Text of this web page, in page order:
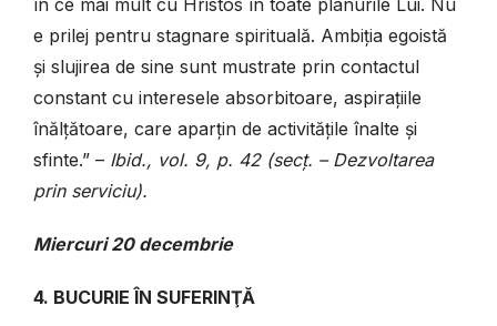
în ce mai mult cu Hristos în toate planurile Lui. Nu
e prilej pentru stagnare spirituală. Ambiția egoistă
și slujirea de sine sunt mustrate prin contactul
constant cu interesele absorbitoare, aspirațiile
înălțătoare, care aparțin de activitățile înalte și
sfinte.” – Ibid., vol. 9, p. 42 (secț. – Dezvoltarea
prin serviciu).
Miercuri 20 decembrie
4. BUCURIE ÎN SUFERINŢĂ